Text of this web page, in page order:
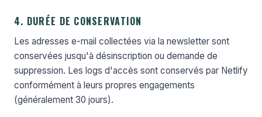
4. DURÉE DE CONSERVATION
Les adresses e-mail collectées via la newsletter sont
conservées jusqu'à désinscription ou demande de
suppression. Les logs d'accès sont conservés par Netlify
conformément à leurs propres engagements
(généralement 30 jours).